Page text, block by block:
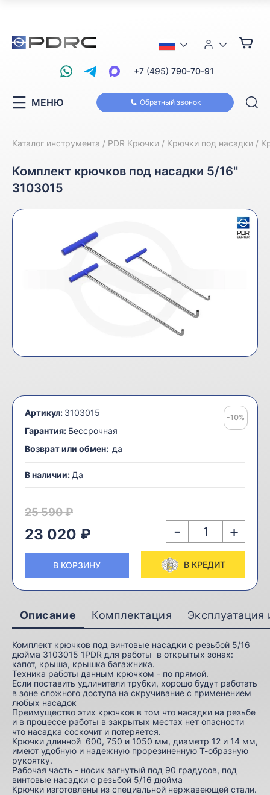
Обратный звонок
+7 (495) 790-70-91
МЕНЮ
Каталог инструмента PDR Крючки Крючки под насадки
Комплект крючков под насадки 5/16''
3103015
-10%
Артикул: 3103015
Гарантия: Бессрочная
Возврат или обмен: да
В наличии: Да
25 590 ₽
23 020 ₽ - +
В КОРЗИНУ В КРЕДИТ
Описание Комплектация
Комплект крючков под винтовые насадки с резьбой 5/16
дюйма 3103015 1PDR для работы в открытых зонах:
капот, крыша, крышка багажника.
Техника работы данным крючком - по прямой.
Если поставить удлинители трубки, хорошо будут работать
в зоне сложного доступа на скручивание с применением
любых насадок
Преимущество этих крючков в том что насадки на резьбе
и в процессе работы в закрытых местах нет опасности
что насадка соскочит и потеряется.
Крючки длинной 600, 750 и 1050 мм, диаметр 12 и 14 мм,
имеют удобную и надежную прорезиненную Т-образную
рукоятку.
Рабочая часть - носик загнутый под 90 градусов, под
винтовые насадки с резьбой 5/16 дюйма
Крючки изготовлены из специальной нержавеющей стали.